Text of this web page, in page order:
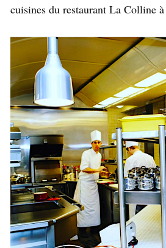
cuisines du restaurant La Colline